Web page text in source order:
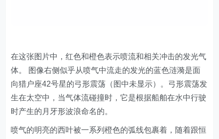
在这张图片中，红色和橙色表示喷流和相关冲击的发光气
体。 图像右侧似乎从喷气中流走的发光的蓝色涟漪是面
向猎户座42号星的弓形震荡（图中未显示）。弓形震荡发
生在太空中，当气体流碰撞时，它是根据船舶在水中行驶
时产生的月牙形波浪命名的。
喷气的明亮的西叶被一系列橙色的弧线包裹着，随着跟恒